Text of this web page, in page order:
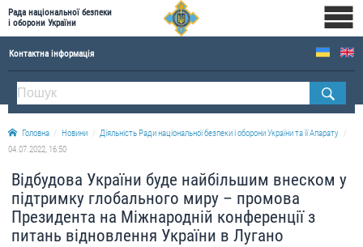
Рада національної безпеки
і оборони України
Контактна інформація
ПРО РНБОУ
Склад Ради національної безпеки і оборони України
Апарат Ради національної безпеки і оборони України
Історична довідка про діяльність Ради національної безпеки і оборони України
ОФІЦІЙНІ ДОКУМЕНТИ
Головна Новини
Діяльність Ради національної безпеки і оборони України та її Апарату
04.07.2022, 16:50
Відбудова України буде найбільшим внеском у
підтримку глобального миру – промова
Президента на Міжнародній конференції з
питань відновлення України в Лугано